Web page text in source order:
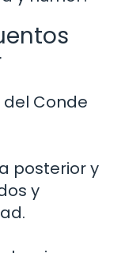
del Conde
posterior y
y